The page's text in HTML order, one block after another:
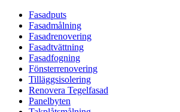
Fasadputs
Fasadmålning
Fasadrenovering
Fasadtvättning
Fasadfogning
Fönsterrenovering
Tilläggsisolering
Renovera Tegelfasad
Panelbyten